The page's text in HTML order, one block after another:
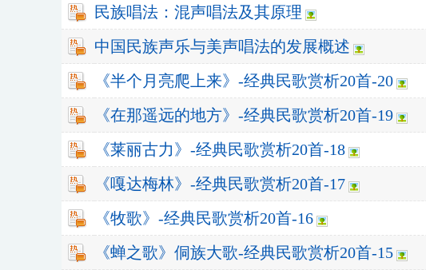
民族唱法：混声唱法及其原理
中国民族声乐与美声唱法的发展概述
《半个月亮爬上来》-经典民歌赏析20首-20
《在那遥远的地方》-经典民歌赏析20首-19
《莱丽古力》-经典民歌赏析20首-18
《嘎达梅林》-经典民歌赏析20首-17
《牧歌》-经典民歌赏析20首-16
《蝉之歌》侗族大歌-经典民歌赏析20首-15